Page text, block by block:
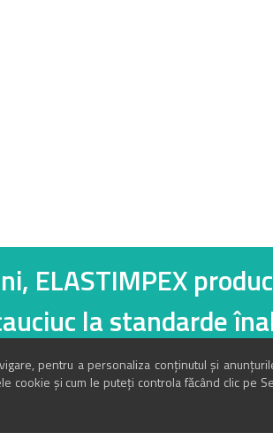
ELASTIMPEX
din cauciuc la
pentru a personaliza conținutul și
cookie și cum le puteți controla făcând clic pe